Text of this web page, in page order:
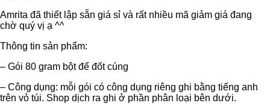
bình
an,
mắn,
khỏe,thịnh
số
lượng
Amrita đã thiết lập sẵn giá sỉ và rất nhiều mã giảm giá đang
chờ quý vị ạ ^^
Thông tin sản phẩm:
– Gói 80 gram bột để đốt cúng
– Công dụng: mỗi gói có công dụng riêng ghi bằng tiếng anh
trên vỏ túi. Shop dịch ra ghi ở phần phân loại bên dưới.